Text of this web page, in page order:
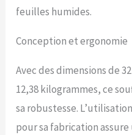
feuilles humides.
Conception et ergonomie
Avec des dimensions de
12,38 kilogrammes, ce
sa robustesse.
pour sa fabrication